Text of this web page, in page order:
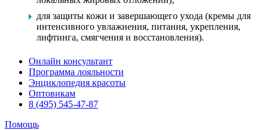
для защиты кожи и завершающего ухода (кремы для
интенсивного увлажнения, питания, укрепления,
лифтинга, смягчения и восстановления).
Онлайн консультант
Программа лояльности
Энциклопедия красоты
Оптовикам
8 (495) 545-47-87
Помощь